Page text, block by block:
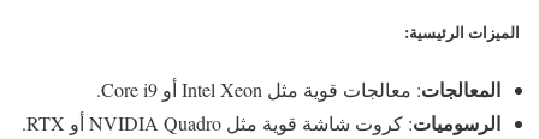
الميزات الرئيسية:
المعالجات: معالجات قوية مثل Intel Xeon أو Core i9.
الرسوميات: كروت شاشة قوية مثل NVIDIA Quadro أو RTX.